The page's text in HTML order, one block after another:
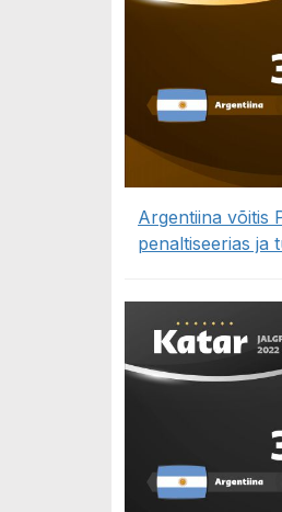
Argentiina võitis
penaltiseerias ja